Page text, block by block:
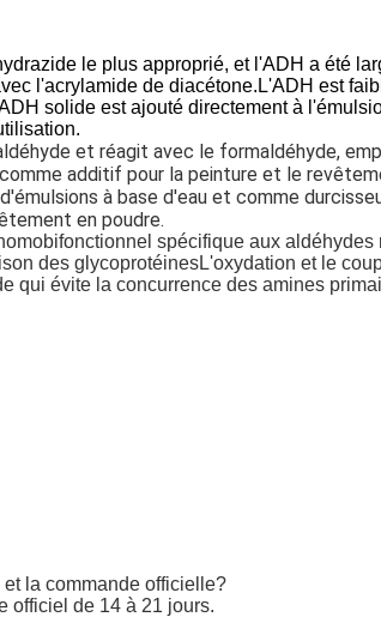
le plus approprié, et l'ADH a été
l'acrylamide de diacétone.L'ADH est
solide est ajouté directement à
et réagit avec le formaldéhyde,
additif pour la peinture et le
à base d'eau et comme
en poudre.
spécifique aux aldéhydes
des glycoprotéinesL'oxydation et le
qui évite la concurrence des amines
la commande officielle?
officiel de 14 à 21 jours.